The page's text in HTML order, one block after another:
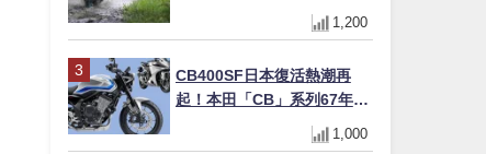
克達Gear Ultima 2740公里
耐操實測
1,200
CB400SF日本復活熱潮再
起！本田「CB」系列67年傳
奇解密 與CBR差異一次搞懂
1,000